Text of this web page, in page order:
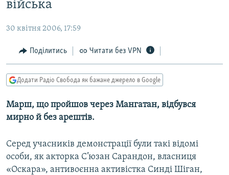
до
СПОРТ
УКРАЇНА
ТИ ЯК?
СХЕМИ
МУЛЬТИМЕДІА
СПЕЦПРОЄКТИ
ПОДКАСТИ
війська
30 квітня 2006, 17:59
Поділитись Читати без VPN
Додати Радіо Свобода як бажане джерело в Google
Марш, що пройшов через Мангатан, відбувся
мирно й без арештів.
Серед учасників демонстрації були такі відомі
особи, як акторка С’юзан Сарандон, власниця
«Оскара», антивоєнна активістка Синді Шіган,